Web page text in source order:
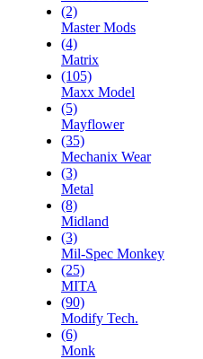
(2)
Master Mods
(4)
Matrix
(105)
Maxx Model
(5)
Mayflower
(35)
Mechanix Wear
(3)
Metal
(8)
Midland
(3)
Mil-Spec Monkey
(25)
MITA
(90)
Modify Tech.
(6)
Monk